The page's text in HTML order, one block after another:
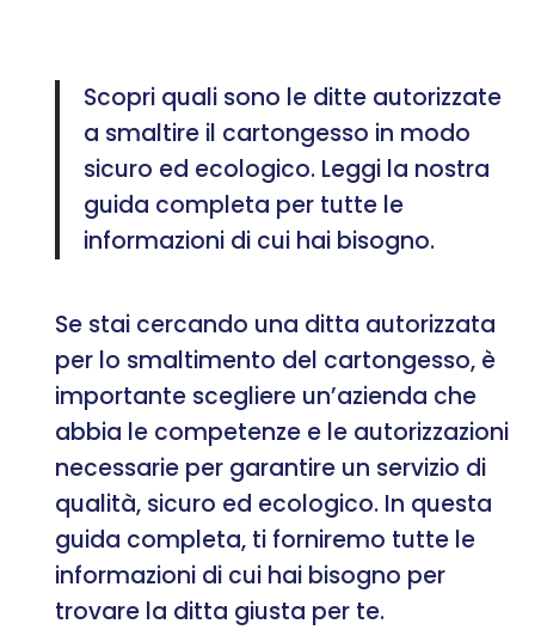
Scopri quali sono le ditte autorizzate
a smaltire il cartongesso in modo
sicuro ed ecologico. Leggi la nostra
guida completa per tutte le
informazioni di cui hai bisogno.
Se stai cercando una ditta autorizzata
per lo smaltimento del cartongesso, è
importante scegliere un’azienda che
abbia le competenze e le autorizzazioni
necessarie per garantire un servizio di
qualità, sicuro ed ecologico. In questa
guida completa, ti forniremo tutte le
informazioni di cui hai bisogno per
trovare la ditta giusta per te.